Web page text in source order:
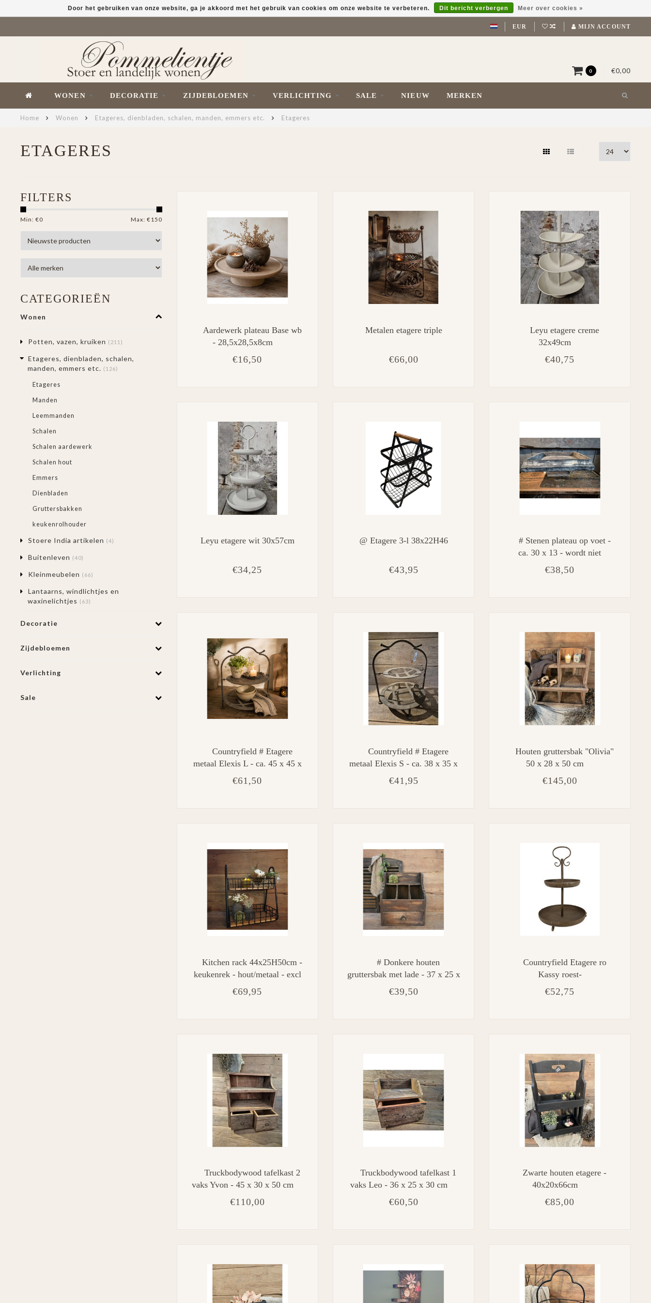
EUR MIJN ACCOUNT
0 €0,00
WONEN DECORATIE ZIJDEBLOEMEN VERLICHTING SALE NIEUW MERKEN
Home Wonen Etageres, dienbladen, schalen, manden, emmers etc. Etageres
ETAGERES
FILTERS
Min: €0 Max: €150
CATEGORIEËN
Wonen
Potten, vazen, kruiken (211)
Etageres, dienbladen, schalen,
manden, emmers etc. (126)
Etageres
Manden
Leemmanden
Schalen
Schalen aardewerk
Schalen hout
Emmers
Dienbladen
Gruttersbakken
keukenrolhouder
Stoere India artikelen (4)
Buitenleven (40)
Kleinmeubelen (66)
Lantaarns, windlichtjes en
waxinelichtjes (63)
Decoratie
Zijdebloemen
Verlichting
Sale
Aardewerk plateau Base wb
- 28,5x28,5x8cm
€16,50
Metalen etagere triple
€66,00
Leyu etagere creme
32x49cm
€40,75
Leyu etagere wit 30x57cm
€34,25
@ Etagere 3-l 38x22H46
€43,95
# Stenen plateau op voet -
ca. 30 x 13 - wordt niet
verzonden
€38,50
Countryfield # Etagere
metaal Elexis L - ca. 45 x 45 x
50 cm
€61,50
Countryfield # Etagere
metaal Elexis S - ca. 38 x 35 x
45 cm
€41,95
Houten gruttersbak "Olivia"
50 x 28 x 50 cm
€145,00
Kitchen rack 44x25H50cm -
keukenrek - hout/metaal - excl
deco
€69,95
# Donkere houten
gruttersbak met lade - 37 x 25 x
45 cm
€39,50
Countryfield Etagere ro
Kassy roest-
L35,5B35,5H54CM
€52,75
Truckbodywood tafelkast 2
vaks Yvon - 45 x 30 x 50 cm
€110,00
Truckbodywood tafelkast 1
vaks Leo - 36 x 25 x 30 cm
€60,50
Zwarte houten etagere -
40x20x66cm
€85,00
Door het gebruiken van onze website, ga je akkoord met het gebruik van cookies om onze website te verbeteren. Dit bericht verbergen Meer over cookies »